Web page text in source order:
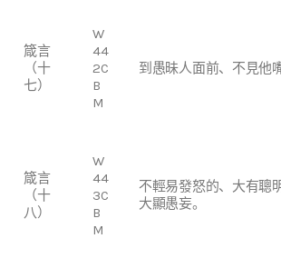
箴言
（十
七）
W
44
2C
B
M
到愚昧人面前、不見他
箴言
（十
八）
W
44
3C
B
M
不輕易發怒的、大有聰
大顯愚妄。